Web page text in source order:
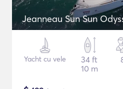
Jeanneau Sun Sun
Yacht cu vele
34 ft
10 m